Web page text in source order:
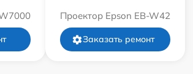
Проектор Epson EB-W42
Заказать ремонт